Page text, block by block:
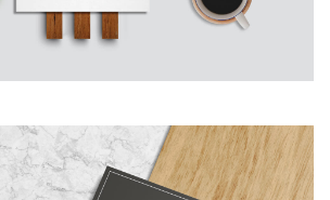
Proszę wybrać